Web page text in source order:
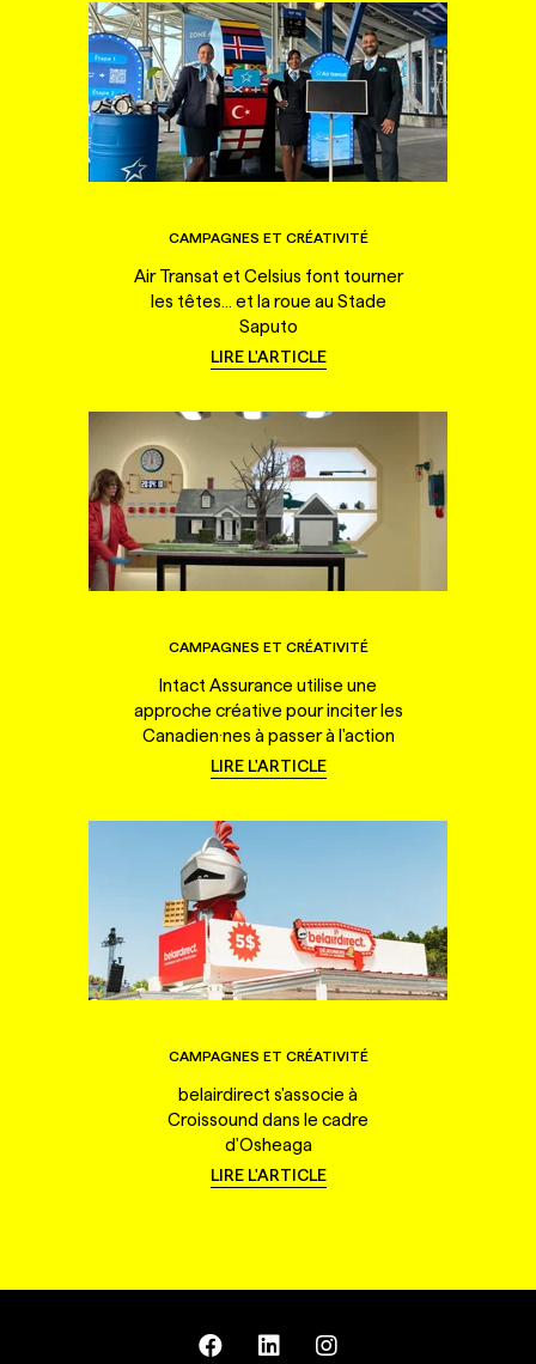
CAMPAGNES ET CRÉATIVITÉ
Air Transat et Celsius font tourner
les têtes... et la roue au Stade
Saputo
LIRE L'ARTICLE
CAMPAGNES ET CRÉATIVITÉ
Intact Assurance utilise une
approche créative pour inciter les
Canadien·nes à passer à l'action
LIRE L'ARTICLE
CAMPAGNES ET CRÉATIVITÉ
belairdirect s'associe à
Croissound dans le cadre
d'Osheaga
LIRE L'ARTICLE